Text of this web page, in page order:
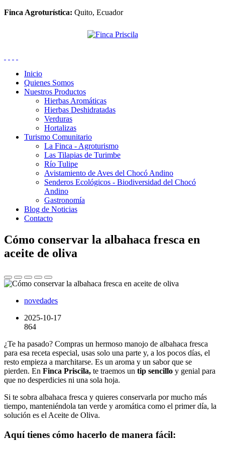
Finca Agroturística: Quito, Ecuador
Inicio
Quienes Somos
Nuestros Productos
Hierbas Aromáticas
Hierbas Deshidratadas
Verduras
Hortalizas
Turismo Comunitario
La Finca - Agroturismo
Las Tilapias de Turimbe
Río Tulipe
Avistamiento de Aves del Chocó Andino
Senderos Ecológicos - Biodiversidad del Chocó
Andino
Gastronomía
Blog de Noticias
Contacto
Cómo conservar la albahaca fresca en
aceite de oliva
novedades
2025-10-17
864
¿Te ha pasado? Compras un hermoso manojo de albahaca fresca
para esa receta especial, usas solo una parte y, a los pocos días, el
resto empieza a marchitarse. Es un aroma y un sabor que se
pierden. En Finca Priscila, te traemos un tip sencillo y genial para
que no desperdicies ni una sola hoja.
Si te sobra albahaca fresca y quieres conservarla por mucho más
tiempo, manteniéndola tan verde y aromática como el primer día, la
solución es el Aceite de Oliva.
Aquí tienes cómo hacerlo de manera fácil: